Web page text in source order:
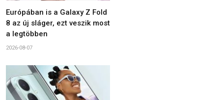
Európában is a Galaxy Z Fold
8 az új sláger, ezt veszik most
a legtöbben
2026-08-07